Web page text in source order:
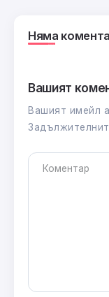
Няма
Вашият
Вашият имейл